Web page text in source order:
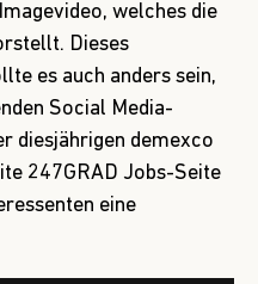
welches die
Dieses
es auch anders sein,
Social Media-
diesjährigen demexco
247GRAD Jobs-Seite
eine